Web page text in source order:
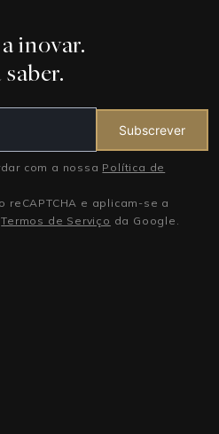
inovar.
Subscrever
com a nossa Política de
e aplicam-se a
Termos de Serviço da Google.